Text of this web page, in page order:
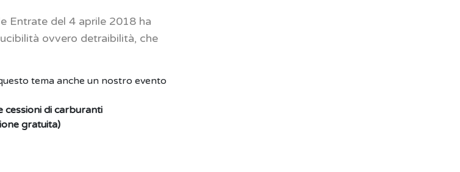
Entrate del 4 aprile 2018 ha
ovvero detraibilità, che
tema anche un nostro evento
cessioni di carburanti
gratuita)